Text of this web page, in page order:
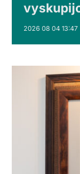
2026 08 04 13:47